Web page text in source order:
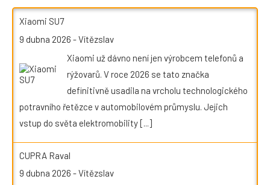
Xiaomi SU7
9 dubna 2026 -Vítězslav
Xiaomi už dávno není jen výrobcem telefonů a
rýžovarů. V roce 2026 se tato značka
definitivně usadila na vrcholu technologického
potravního řetězce v automobilovém průmyslu. Jejich
vstup do světa elektromobility[...]
CUPRA Raval
9 dubna 2026 -Vítězslav